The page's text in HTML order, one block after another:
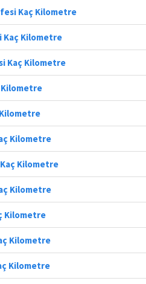
Kaç Kilometre
Kaç Kilometre
Kaç Kilometre
Kilometre
Kilometre
Kilometre
Kilometre
Kilometre
Kilometre
Kilometre